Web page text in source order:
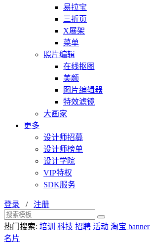
易拉宝
三折页
X展架
菜单
照片编辑
在线抠图
美颜
图片编辑器
特效滤镜
大画家
更多
设计师招募
设计师榜单
设计学院
VIP特权
SDK服务
登录 / 注册
热门搜索: 培训 科技 招聘 活动 淘宝 banner
名片